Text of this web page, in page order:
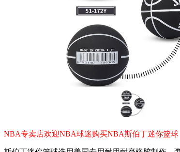
NBA专卖店欢迎NBA球迷购买NBA斯伯丁迷你篮球